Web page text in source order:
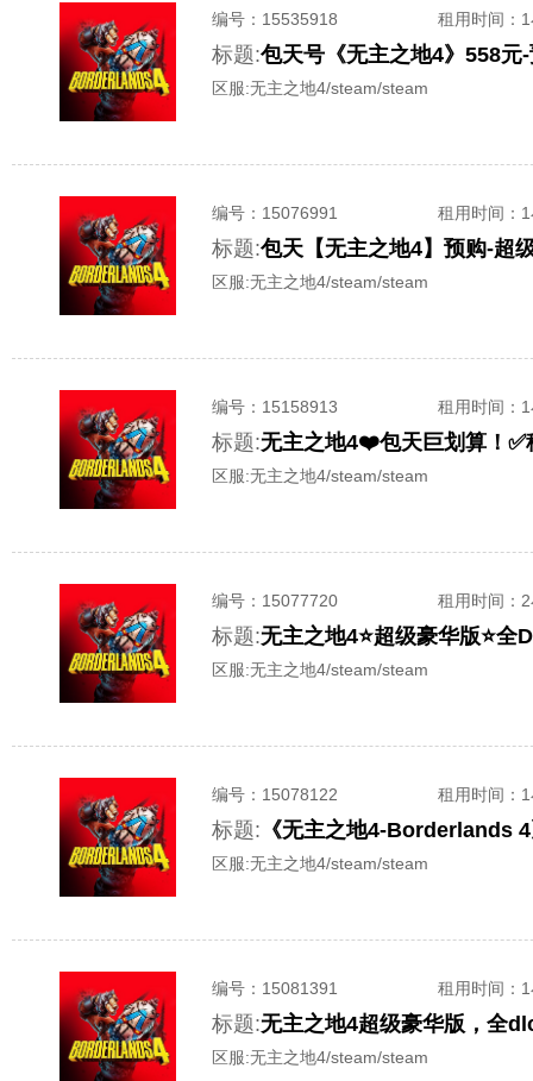
编号： 15535918 租用时间 ：
标题:
区服:无主之地4/steam/steam
编号： 15076991 租用时间 ：
标题:
区服:无主之地4/steam/steam
编号： 15158913 租用时间 ：
标题:无主之地4❤️包天巨划算！✅
区服:无主之地4/steam/steam
编号： 15077720 租用时间 ：
标题:
区服:无主之地4/steam/steam
编号： 15078122 租用时间 ：
标题: 《无主之地4-Borderlands
区服:无主之地4/steam/steam
编号： 15081391 租用时间 ：
标题:无主之地4超级豪华版，全
区服:无主之地4/steam/steam